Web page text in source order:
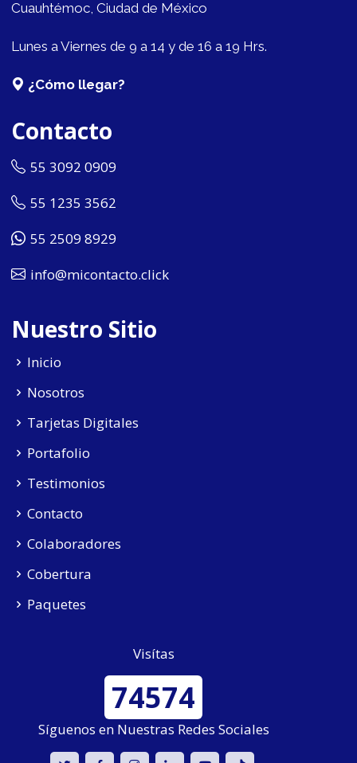
Cuauhtémoc, Ciudad de México
Lunes a Viernes de 9 a 14 y de 16 a 19 Hrs.
¿Cómo llegar?
Contacto
55 3092 0909
55 1235 3562
55 2509 8929
info@micontacto.click
Nuestro Sitio
Inicio
Nosotros
Tarjetas Digitales
Portafolio
Testimonios
Contacto
Colaboradores
Cobertura
Paquetes
Visítas
74574
Síguenos en Nuestras Redes Sociales